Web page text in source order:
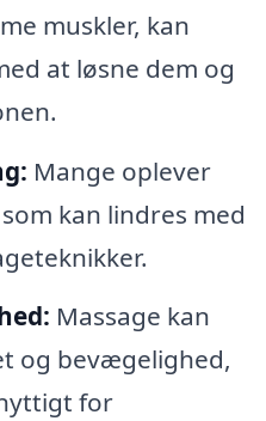
muskler, kan
at løsne dem og
Mange oplever
kan lindres med
Massage kan
og bevægelighed,
for